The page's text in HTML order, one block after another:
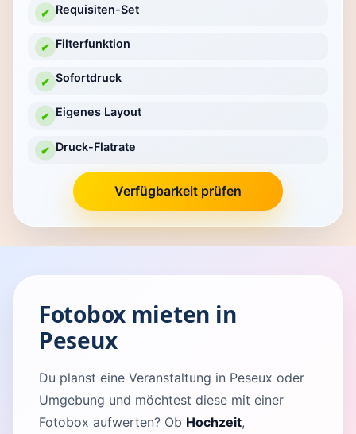
✔ Requisiten-Set
✔ Filterfunktion
✔ Sofortdruck
✔ Eigenes Layout
✔ Druck-Flatrate
Verfügbarkeit prüfen
Fotobox mieten in
Peseux
Du planst eine Veranstaltung in Peseux oder
Umgebung und möchtest diese mit einer
Fotobox aufwerten? Ob Hochzeit,